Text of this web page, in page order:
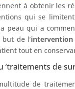
à obtenir les
qui se
peau qui a
de l’
tout en
‘traitements de
de